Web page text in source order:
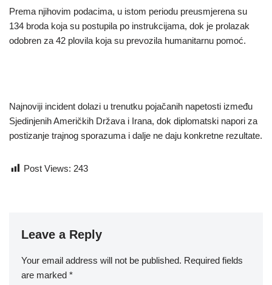
Prema njihovim podacima, u istom periodu preusmjerena su
134 broda koja su postupila po instrukcijama, dok je prolazak
odobren za 42 plovila koja su prevozila humanitarnu pomoć.
Najnoviji incident dolazi u trenutku pojačanih napetosti između
Sjedinjenih Američkih Država i Irana, dok diplomatski napori za
postizanje trajnog sporazuma i dalje ne daju konkretne rezultate.
Post Views: 243
Leave a Reply
Your email address will not be published. Required fields
are marked *